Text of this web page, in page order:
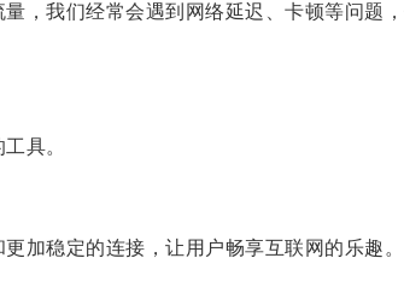
我们经常会遇到网络延迟、卡顿等问题，
具。
稳定的连接，让用户畅享互联网的乐趣。